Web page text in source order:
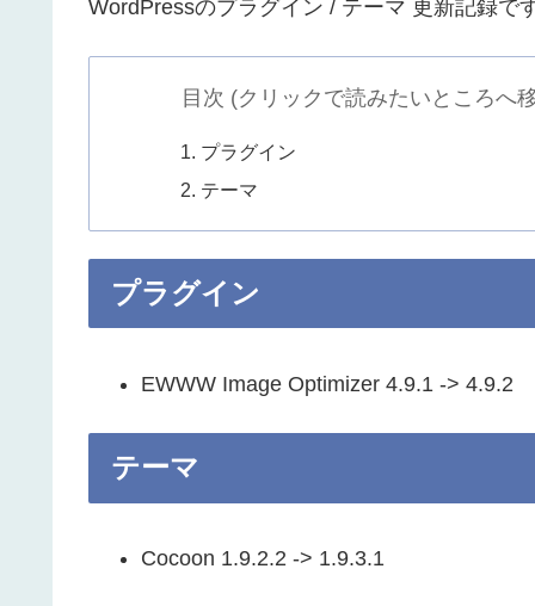
WordPressのプラグイン / テーマ 更新記録で
目次 (クリックで読みたいところへ
プラグイン
テーマ
プラグイン
EWWW Image Optimizer 4.9.1 -> 4.9.2
テーマ
Cocoon 1.9.2.2 -> 1.9.3.1